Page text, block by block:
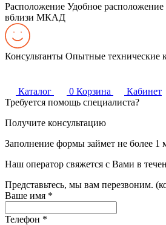
Расположение Удобное
вблизи МКАД
Консультанты Опытные технические
Каталог 0 Корзина
Кабинет
Требуется помощь специалиста?
Получите консультацию
Заполнение формы займет не более 1
Наш оператор свяжется с Вами в
Представьтесь, мы вам перезвоним.
Ваше имя *
Телефон *